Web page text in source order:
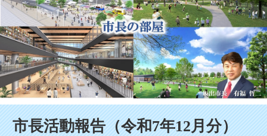
市長活動報告（令和7年12月分）